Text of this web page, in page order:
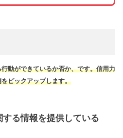
動ができているか否か、です。信用力
ピックアップします。
る情報を提供している